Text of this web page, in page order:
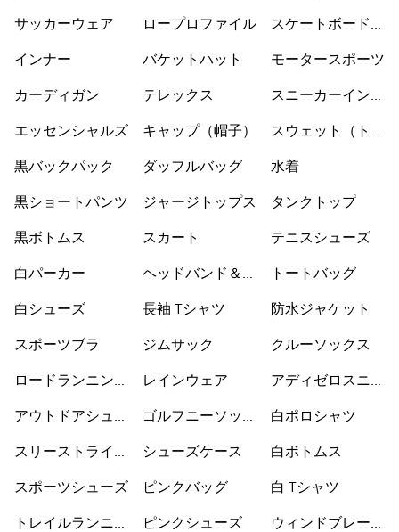
サッカーウェア
インナー
カーディガン
エッセンシャルズ
黒バックパック
黒ショートパンツ
黒ボトムス
白パーカー
白シューズ
スポーツブラ
ロードランニング
アウトドアシュー
スリーストライプ
スポーツシューズ
トレイルランニン
ロープロファイル
バケットハット
テレックス
キャップ（帽子）
ダッフルバッグ
ジャージトップス
スカート
ヘッドバンド＆バ
長袖 Tシャツ
ジムサック
レインウェア
ゴルフニーソック
シューズケース
ピンクバッグ
ピンクシューズ
スケートボードシ
モータースポーツ
スニーカーインソ
スウェット（トレ
水着
タンクトップ
テニスシューズ
トートバッグ
防水ジャケット
クルーソックス
アディゼロスニー
白ポロシャツ
白ボトムス
白 Tシャツ
ウィンドブレーカ